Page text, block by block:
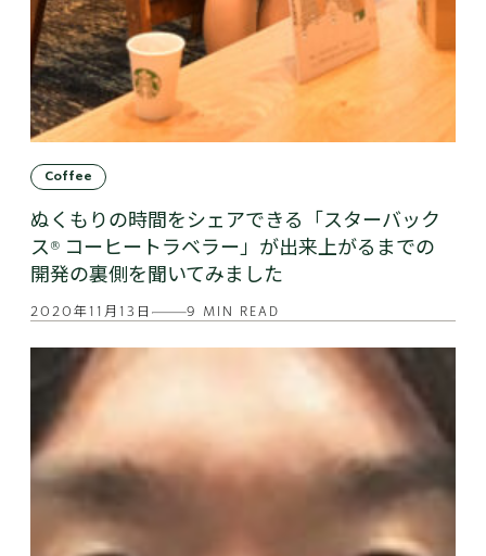
Coffee
ぬくもりの時間をシェアできる「スターバック
ス® コーヒートラベラー」が出来上がるまでの
開発の裏側を聞いてみました
2020年11月13日 9 MIN READ